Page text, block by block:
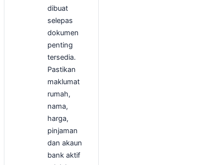
dibuat
selepas
dokumen
penting
tersedia.
Pastikan
maklumat
rumah,
nama,
harga,
pinjaman
dan akaun
bank aktif